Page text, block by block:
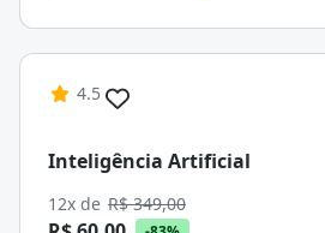
4.5
Inteligência Artificial
12x de R$ 349,00